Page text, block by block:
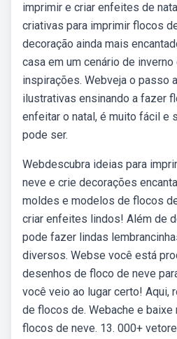
imprimir e criar enfeites de
criativas para imprimir flocos
decoração ainda mais
casa em um cenário de
inspirações. Webveja o passo
ilustrativas ensinando a fazer
enfeitar o natal, é muito fácil e
pode ser.
Webdescubra ideias para
neve e crie decorações
moldes e modelos de flocos
criar enfeites lindos! Além de
pode fazer lindas
diversos. Webse você está
desenhos de floco de neve
você veio ao lugar certo! Aqui,
de flocos de. Webache e
flocos de neve. 13. 000+